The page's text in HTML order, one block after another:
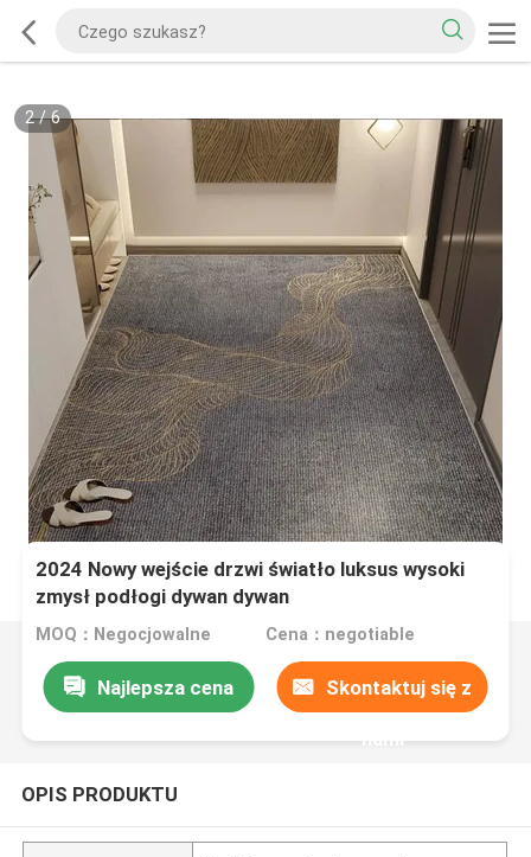
2/6
2024 Nowy wejście drzwi światło luksus wysoki
zmysł podłogi dywan dywan
MOQ：Negocjowalne Cena：negotiable
Najlepsza cena Skontaktuj się z
nami
OPIS PRODUKTU